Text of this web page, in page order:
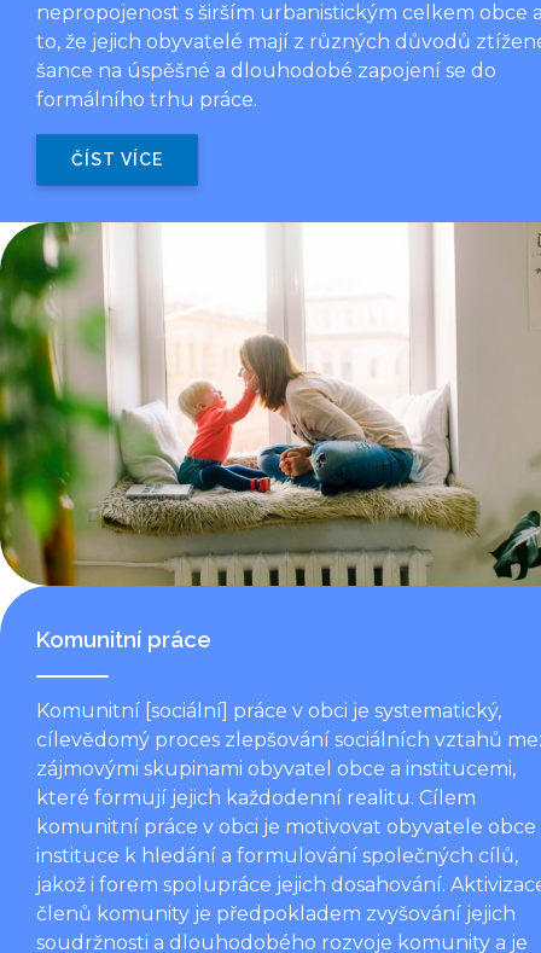
nepropojenost s širším urbanistickým celkem obce
to, že jejich obyvatelé mají z různých důvodů
šance na úspěšné a dlouhodobé zapojení se do
formálního trhu práce.
ČÍST VÍCE
Komunitní práce
Komunitní [sociální] práce v obci je systematický,
cílevědomý proces zlepšování sociálních vztahů
zájmovými skupinami obyvatel obce a institucemi,
které formují jejich každodenní realitu. Cílem
komunitní práce v obci je motivovat obyvatele obce
instituce k hledání a formulování společných cílů,
jakož i forem spolupráce jejich dosahování.
členů komunity je předpokladem zvyšování jejich
soudržnosti a dlouhodobého rozvoje komunity a je